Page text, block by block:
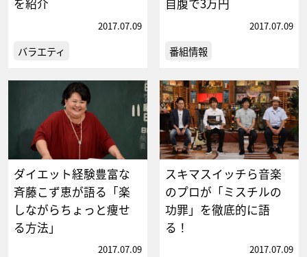
を紹介
2017.07.09
バラエティ
自腹で3万円
2017.07.09
番組情報
ダイエット経験豊富な
斉藤こず恵が語る「楽
しながらちょっと痩せ
る方法」
2017.07.09
スキマスイッチら音楽
のプロが「ミスチルの
功罪」を徹底的に語
る！
2017.07.09